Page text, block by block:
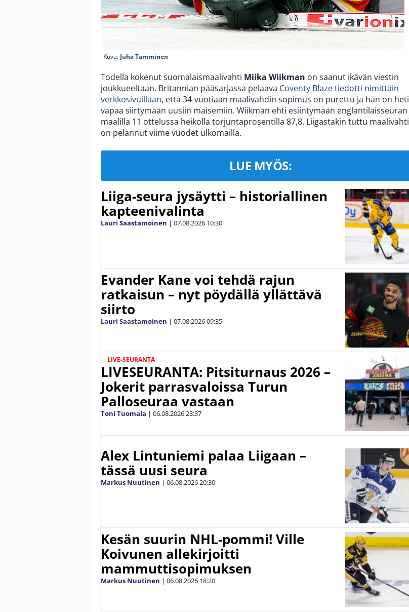
Kuva: Juha Tamminen
Todella kokenut suomalaismaalivahti Miika Wiikman on saanut ikävän viestin
joukkueeltaan. Britannian pääsarjassa pelaava Coventy Blaze tiedotti nimittäin
verkkosivuillaan, että 34-vuotiaan maalivahdin sopimus on purettu ja hän on heti
vapaa siirtymään uusiin maisemiin. Wiikman ehti esiintymään englantilaisseuran
maalilla 11 ottelussa heikolla torjuntaprosentilla 87,8. Liigastakin tuttu maalivahti
on pelannut viime vuodet ulkomailla.
LUE MYÖS:
Liiga-seura jysäytti – historiallinen
kapteenivalinta
Lauri Saastamoinen | 07.08.2026 10:30
Evander Kane voi tehdä rajun
ratkaisun – nyt pöydällä yllättävä
siirto
Lauri Saastamoinen | 07.08.202609:35
LIVE-SEURANTA
LIVESEURANTA: Pitsiturnaus 2026 –
Jokerit parrasvaloissa Turun
Palloseuraa vastaan
Toni Tuomala | 06.08.202623:37
Alex Lintuniemi palaa Liigaan –
tässä uusi seura
Markus Nuutinen | 06.08.202620:30
Kesän suurin NHL-pommi! Ville
Koivunen allekirjoitti
mammuttisopimuksen
Markus Nuutinen | 06.08.2026 18:20